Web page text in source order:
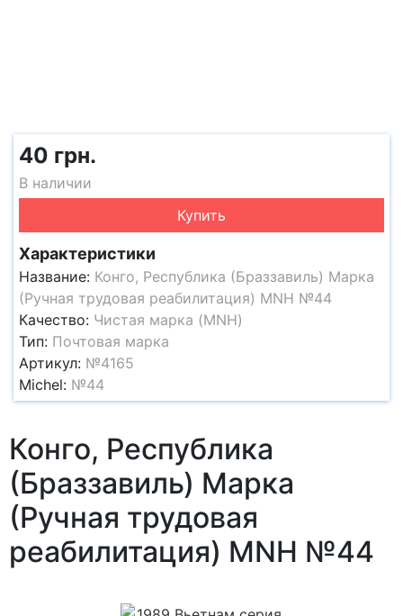
40 грн.
В наличии
Купить
Характеристики
Название: Конго, Республика (Браззавиль) Марка
(Ручная трудовая реабилитация) MNH №44
Качество: Чистая марка (MNH)
Тип: Почтовая марка
Артикул: №4165
Michel: №44
Конго, Республика
(Браззавиль) Марка
(Ручная трудовая
реабилитация) MNH №44